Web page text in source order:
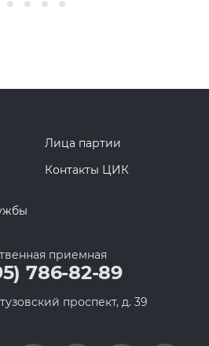
Лица партии
Контакты ЦИК
приемная
786-82-89
проспект, д. 39